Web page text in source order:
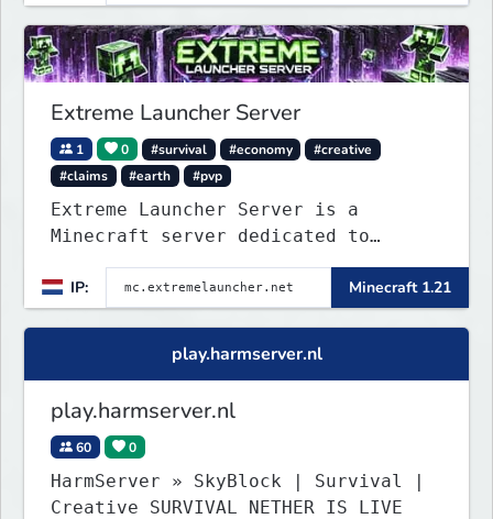
Extreme Launcher Server
1 0 #survival #economy
#creative
#claims
#earth #pvp
Extreme Launcher Server is a
Minecraft server dedicated to
to casual players and enthusiasts
alike.
IP: Minecraft 1.21
play.harmserver.nl
play.harmserver.nl
60 0
HarmServer » SkyBlock | Survival |
Creative SURVIVAL NETHER IS LIVE